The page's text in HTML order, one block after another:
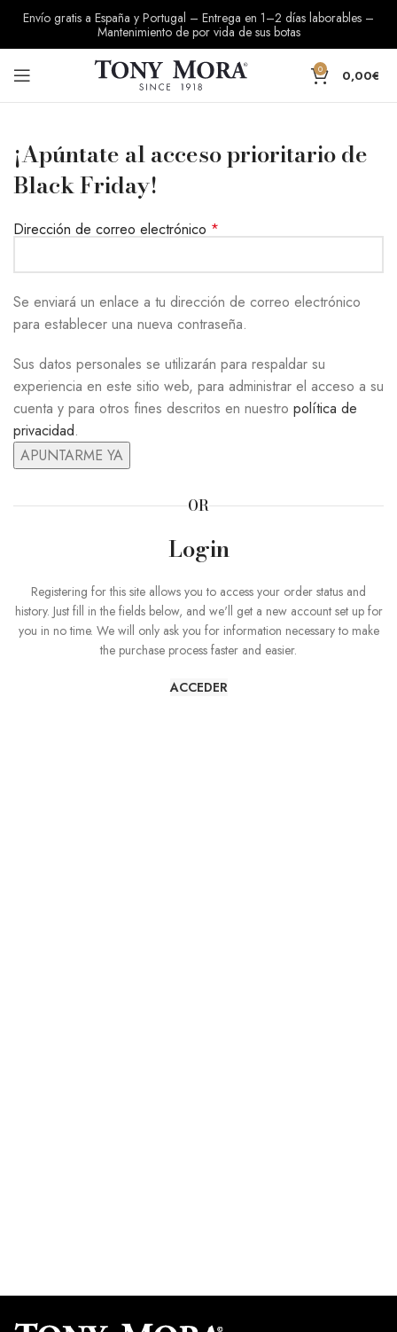
Envío gratis a España y Portugal – Entrega en 1–2 días laborables –
Mantenimiento de por vida de sus botas
0 0,00€
¡Apúntate al acceso prioritario de
Black Friday!
Dirección de correo electrónico *
Se enviará un enlace a tu dirección de correo electrónico
para establecer una nueva contraseña.
Sus datos personales se utilizarán para respaldar su
experiencia en este sitio web, para administrar el acceso a su
cuenta y para otros fines descritos en nuestro política de
privacidad.
APUNTARME YA
OR
Login
Registering for this site allows you to access your order status and
history. Just fill in the fields below, and we'll get a new account set up for
you in no time. We will only ask you for information necessary to make
the purchase process faster and easier.
ACCEDER